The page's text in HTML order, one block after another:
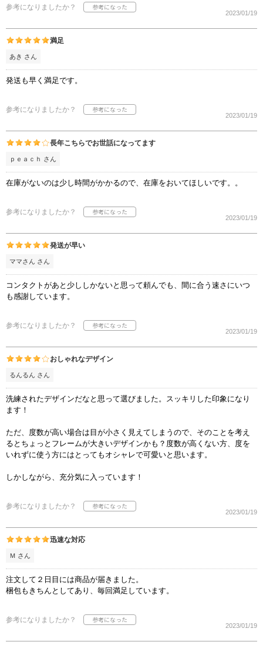
参考になりましたか？
2023/01/19
満足
あき さん
発送も早く満足です。
参考になりましたか？
2023/01/19
長年こちらでお世話になってます
ｐｅａｃｈ さん
在庫がないのは少し時間がかかるので、在庫をおいてほしいです。。
参考になりましたか？
2023/01/19
発送が早い
ママさん さん
コンタクトがあと少ししかないと思って頼んでも、間に合う速さにいつ
も感謝しています。
参考になりましたか？
2023/01/19
おしゃれなデザイン
るんるん さん
洗練されたデザインだなと思って選びました。スッキリした印象になり
ます！
ただ、度数が高い場合は目が小さく見えてしまうので、そのことを考え
るとちょっとフレームが大きいデザインかも？度数が高くない方、度を
いれずに使う方にはとってもオシャレで可愛いと思います。
しかしながら、充分気に入っています！
参考になりましたか？
2023/01/19
迅速な対応
Ｍ さん
注文して２日目には商品が届きました。
梱包もきちんとしてあり、毎回満足しています。
参考になりましたか？
2023/01/19